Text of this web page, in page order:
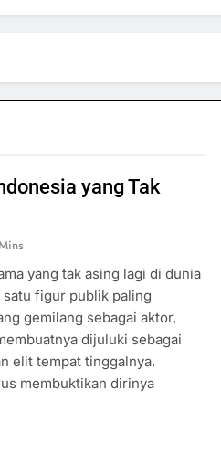
yang Tak
yang tak asing lagi di dunia
figur publik paling
gemilang sebagai aktor,
dijuluki sebagai
elit tempat tinggalnya.
membuktikan dirinya